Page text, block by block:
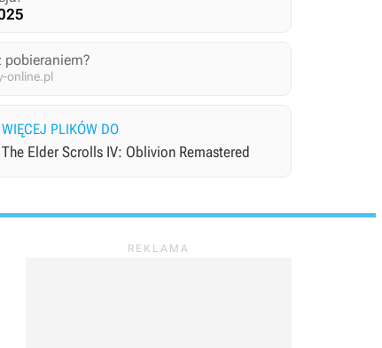
pobieraniem?
online.pl
WIĘCEJ PLIKÓW DO
The Elder Scrolls IV: Oblivion Remastered